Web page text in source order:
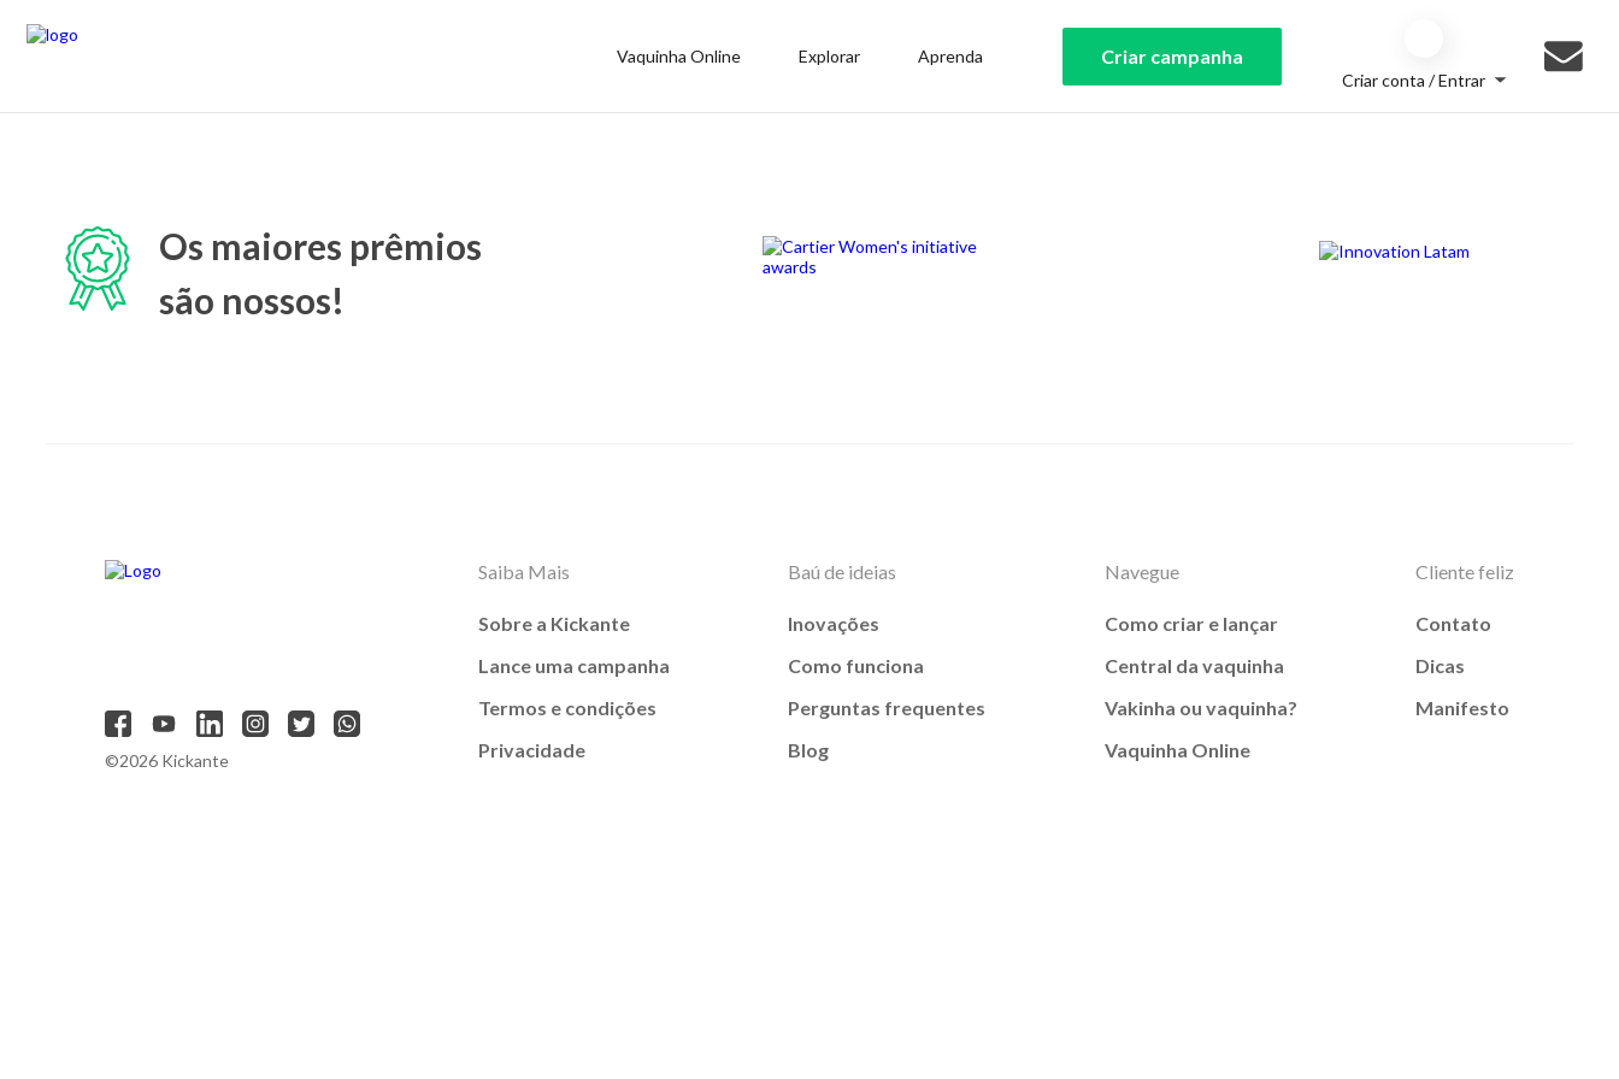
Vaquinha Online Explorar Aprenda Criar campanha
Criar conta / Entrar
Os maiores prêmios
são nossos!
©2026 Kickante
Saiba Mais
Sobre a Kickante
Lance uma campanha
Termos e condições
Privacidade
Baú de ideias
Inovações
Como funciona
Perguntas frequentes
Blog
Navegue
Como criar e lançar
Central da vaquinha
Vakinha ou vaquinha?
Vaquinha Online
Cliente feliz
Contato
Dicas
Manifesto